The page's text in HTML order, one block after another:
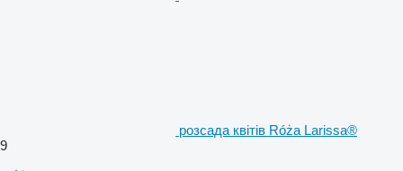
розсада квітів Róża Larissa®
9